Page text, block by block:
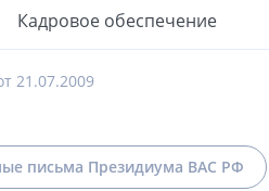
Кадровое обеспечение
21.07.2009
письма Президиума ВАС РФ